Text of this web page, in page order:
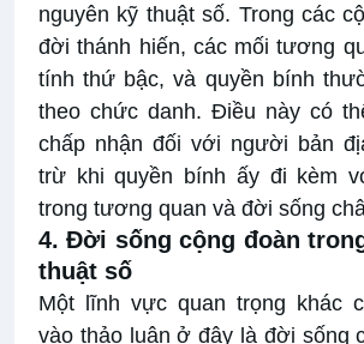
nguyên kỹ thuật số. Trong các
đời thánh hiến, các mối tương
tính thứ bậc, và quyền bính
theo chức danh. Điều này có
chấp nhận đối với người bản
trừ khi quyền bính ấy đi kèm
trong tương quan và đời sống
4. Đời sống cộng đoàn
thuật số
Một lĩnh vực quan trọng khác
vào thảo luận ở đây là đời sống